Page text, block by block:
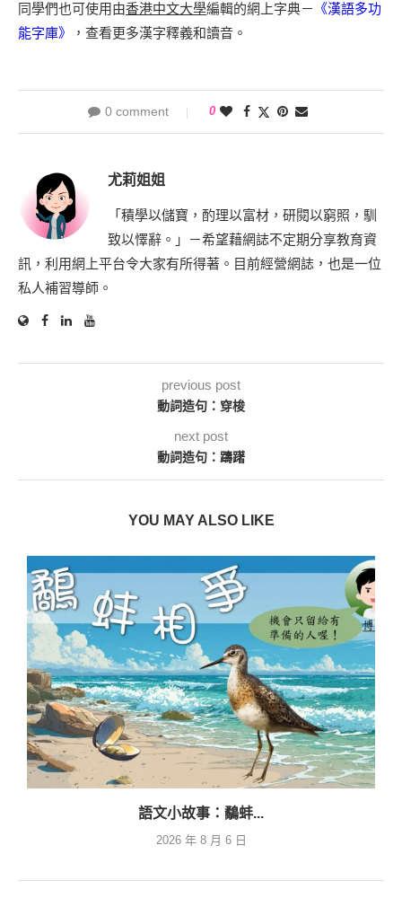
同學們也可使用由香港中文大學編輯的網上字典－ 《漢語多功
能字庫》
，查看更多漢字釋義和讀音。
0 comment 0
尤莉姐姐
「積學以儲寶，酌理以富材，研閱以窮照，馴
致以懌辭。」－希望藉網誌不定期分享教育資
訊，利用網上平台令大家有所得著。目前經營網誌，也是一位
私人補習導師。
previous post
動詞造句：穿梭
next post
動詞造句：躊躇
YOU MAY ALSO LIKE
語文小故事：鷸蚌...
2026 年 8 月 6 日